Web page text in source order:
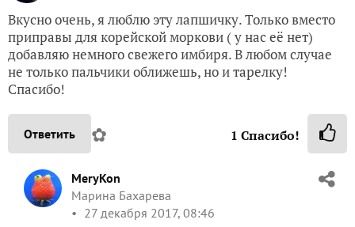
Вкусно очень, я люблю эту лапшичку. Только вместо
приправы для корейской моркови ( у нас её нет)
добавляю немного свежего имбиря. В любом случае
не только пальчики оближешь, но и тарелку!
Спасибо!
Ответить ✿ 1 Спасибо!
MeryKon
Марина Бахарева
27 декабря 2017, 08:46